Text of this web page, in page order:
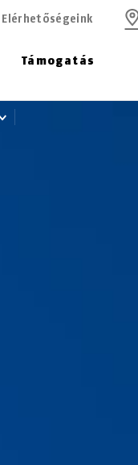
Támogatás
Elérhetőségeink